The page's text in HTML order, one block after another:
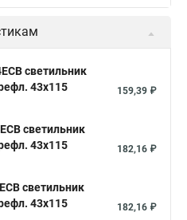
светильник
43x115
159,39 ₽
светильник
43x115
182,16 ₽
светильник
43x115
182,16 ₽